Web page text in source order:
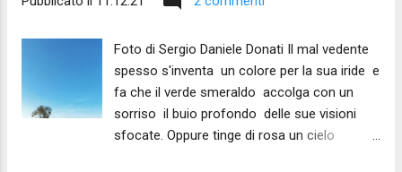
Foto di Sergio Daniele Donati Il mal vedente
spesso s'inventa un colore per la sua iride e
fa che il verde smeraldo accolga con un
sorriso il buio profondo delle sue visioni
sfocate. Oppure tinge di rosa un cielo